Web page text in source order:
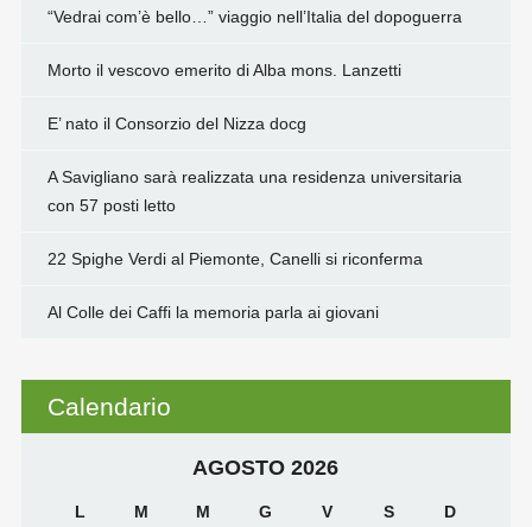
“Vedrai com’è bello…” viaggio nell’Italia del dopoguerra
Morto il vescovo emerito di Alba mons. Lanzetti
E’ nato il Consorzio del Nizza docg
A Savigliano sarà realizzata una residenza universitaria
con 57 posti letto
22 Spighe Verdi al Piemonte, Canelli si riconferma
Al Colle dei Caffi la memoria parla ai giovani
Calendario
AGOSTO 2026
L M M G V S
D